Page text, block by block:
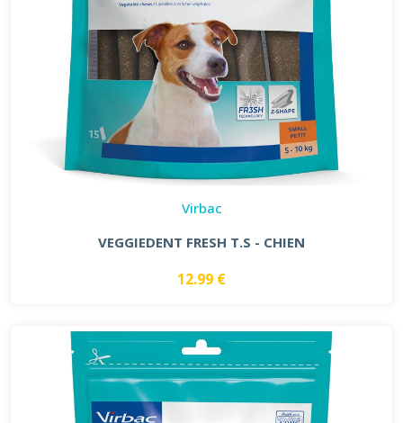
Virbac
VEGGIEDENT FRESH T.S - CHIEN
12.99 €